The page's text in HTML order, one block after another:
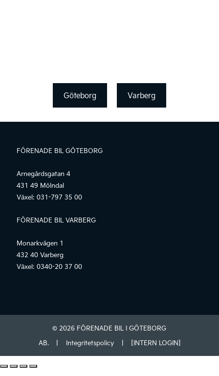
Göteborg Varberg
FÖRENADE BIL GÖTEBORG
Arnegårdsgatan 4
431 49 Mölndal
Växel: 031-797 35 00
FÖRENADE BIL VARBERG
Monarkvägen 1
432 40 Varberg
Växel: 0340-20 37 00
© 2026 FÖRENADE BIL I GÖTEBORG
AB.
Integritetspolicy [INTERN LOGIN]